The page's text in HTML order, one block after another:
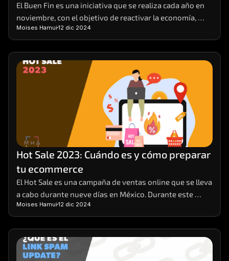
El Buen Fin es una iniciativa que se realiza cada año en
noviembre, con el objetivo de reactivar la economía,
impulsar las ventas y ofrecer beneficios a los
consumidores y a los comerciantes. Durante el Buen Fin,
las empresas participantes ofrecen descuentos,
promociones y facilidades de pago en sus productos y
servicios, tanto en tiendas físicas como en línea.
Moises Hamui 12 dic 2024
Hot Sale 2023: Cuándo es y cómo preparar
tu ecommerce
El Hot Sale es una campaña de ventas online que se lleva
a cabo durante nueve días en México. Durante este
evento, distintas empresas de venta y servicios
preparan sus e-commerces, para brindar sus productos
a sus clientes con promociones y descuentos que no se
ven en cualquier otra época del año.
Moises Hamui 12 dic 2024